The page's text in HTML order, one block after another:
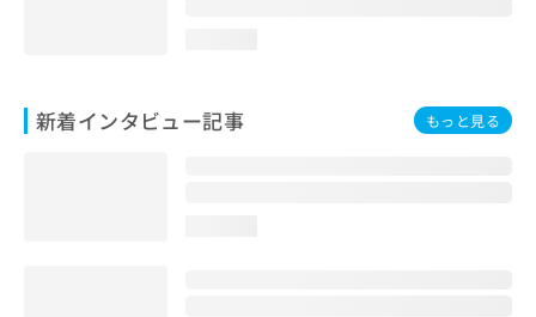
新着インタビュー記事 もっと見る